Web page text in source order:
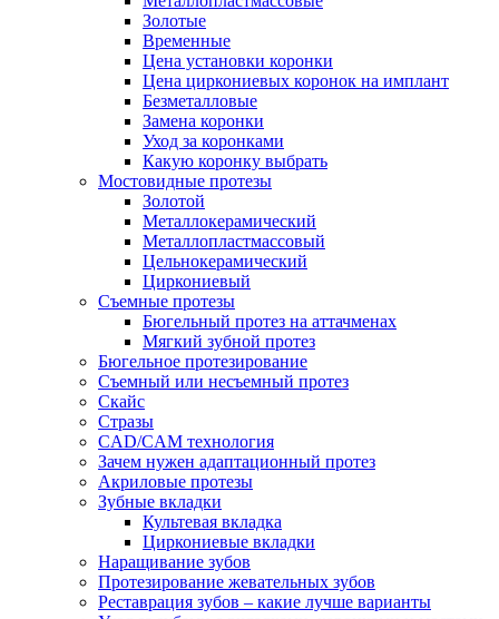
Золотые
Временные
Цена установки коронки
Цена циркониевых коронок на имплант
Безметалловые
Замена коронки
Уход за коронками
Какую коронку выбрать
Мостовидные протезы
Золотой
Металлокерамический
Металлопластмассовый
Цельнокерамический
Циркониевый
Съемные протезы
Бюгельный протез на аттачменах
Мягкий зубной протез
Бюгельное протезирование
Съемный или несъемный протез
Скайс
Стразы
CAD/CAM технология
Зачем нужен адаптационный протез
Акриловые протезы
Зубные вкладки
Культевая вкладка
Циркониевые вкладки
Наращивание зубов
Протезирование жевательных зубов
Реставрация зубов – какие лучше варианты